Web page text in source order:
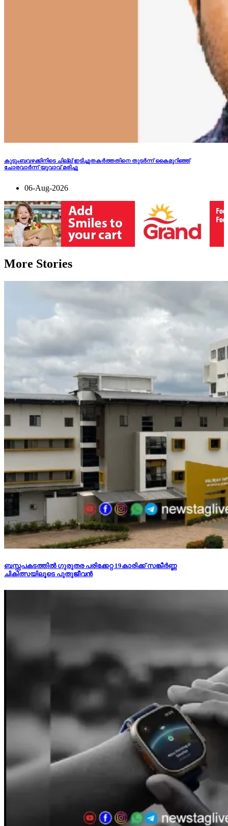
കുടുംബവഴക്കിനിടെ ​ചില്ല് ഇടിച്ചുതക‍ർത്തതിനെ തുടർന്ന് കൈമുറിഞ്ഞ്
ചോരവാർന്ന് യുവാവ് മരിച്ചു
06-Aug-2026
More Stories
ബസ്സപകടത്തില്‍ ഗുരുതര പരിക്കേറ്റ 19കാരിക്ക് സങ്കീര്‍ണ്ണ
ചികിത്സയിലൂടെ പുതുജീവന്‍